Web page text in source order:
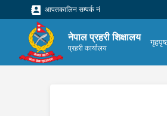
आपतकालिन सम्पर्क नं
नेपाल प्रहरी शिक्षालय
प्रहरी कार्यालय